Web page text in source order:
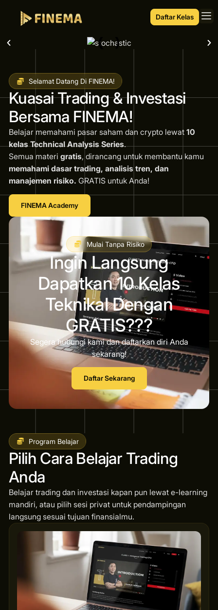
Daftar Kelas
Selamat Datang Di FINEMA!
Kuasai Trading & Investasi
Bersama FINEMA!
Belajar memahami pasar saham dan crypto lewat 10
kelas Technical Analysis Series.
Semua materi gratis, dirancang untuk membantu kamu
memahami dasar trading, analisis tren, dan
manajemen risiko. GRATIS untuk Anda!
FINEMA Academy
Mulai Tanpa Risiko
Ingin Langsung
Dapatkan 10 Kelas
Teknikal Dengan
GRATIS???
Segera hubungi kami dan daftarkan diri Anda
sekarang!
Daftar Sekarang
Program Belajar
Pilih Cara Belajar Trading
Anda
Belajar trading dan investasi kapan pun lewat e-learning
mandiri, atau pilih sesi privat untuk pendampingan
langsung sesuai tujuan finansialmu.